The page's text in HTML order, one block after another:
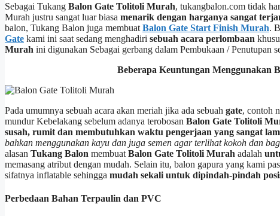
Sebagai Tukang Balon Gate Tolitoli Murah, tukangbalon.com tidak
Murah justru sangat luar biasa menarik dengan harganya sangat
balon, Tukang Balon juga membuat Balon Gate Start Finish Murah.
Gate kami ini saat sedang menghadiri sebuah acara perlombaan
Murah ini digunakan Sebagai gerbang dalam Pembukaan / Penutupan
Beberapa Keuntungan Menggunakan
Pada umumnya sebuah acara akan meriah jika ada sebuah gate, contoh
mundur Kebelakang sebelum adanya terobosan Balon Gate Tolitoli
susah, rumit dan membutuhkan waktu pengerjaan yang sangat
bahkan menggunakan kayu dan juga semen agar terlihat kokoh dan
alasan Tukang Balon membuat Balon Gate Tolitoli Murah adalah
memasang atribut dengan mudah. Selain itu, balon gapura yang kami
sifatnya inflatable sehingga mudah sekali untuk dipindah-pindah
Perbedaan Bahan Terpaulin dan PVC